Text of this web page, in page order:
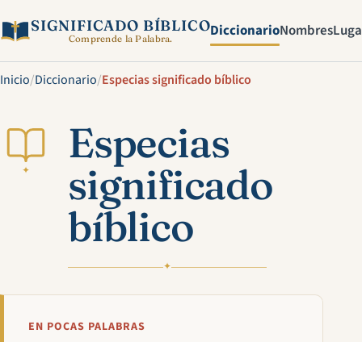
SIGNIFICADO BÍBLICO
Comprende la Palabra. DiccionarioNombres
Inicio/Diccionario/Especias significado bíblico
✦
Especias
significado
bíblico
✦
EN POCAS PALABRAS